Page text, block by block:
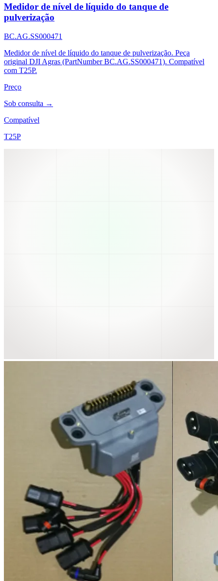
Medidor de nível de líquido do tanque de
pulverização
BC.AG.SS000471
Medidor de nível de líquido do tanque de pulverização. Peça
original DJI Agras (PartNumber BC.AG.SS000471). Compatível
com T25P.
Preço
Sob consulta →
Compatível
T25P